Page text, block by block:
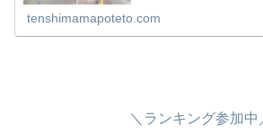
tenshimamapoteto.com
＼ランキング参加中